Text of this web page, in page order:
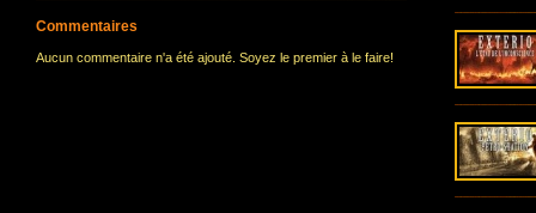
Commentaires
Aucun commentaire n'a été ajouté. Soyez le premier à le faire!